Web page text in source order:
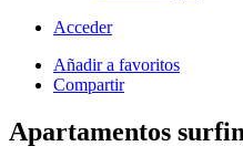
Acceder
Añadir a favoritos
Compartir
Apartamentos